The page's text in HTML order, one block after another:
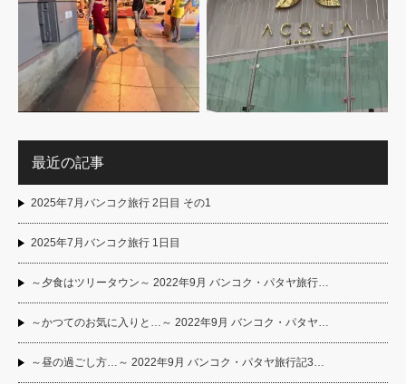
最近の記事
2025年7月バンコク旅行 2日目 その1
2025年7月バンコク旅行 1日目
～夕食はツリータウン～ 2022年9月 バンコク・パタヤ旅行…
～かつてのお気に入りと…～ 2022年9月 バンコク・パタヤ…
～昼の過ごし方…～ 2022年9月 バンコク・パタヤ旅行記3…